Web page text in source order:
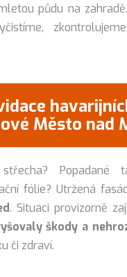
půdu na
Město nad
Popadané
fólie? Utržená
. Situaci provizorně
škody a
či zdraví.